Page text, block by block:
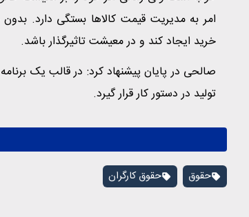
امر به مدیریت قیمت کالاها بستگی دارد.
خرید ایجاد کند و در معیشت تاثیرگذار باشد.
صالحی در پایان پیشنهاد کرد: در قالب یک
تولید در دستور کار قرار گیرد.
حقوق حقوق کارگران